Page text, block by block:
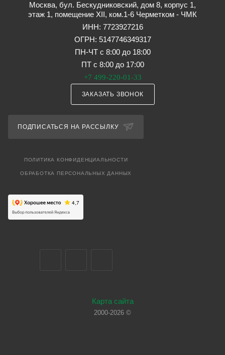
Москва, бул. Бескудниковский, дом 8, корпус 1,
этаж 1, помещение XII, ком.1-6 Черметком - ЧМК
ИНН: 7723927216
ОГРН: 5147746349317
ПН-ЧТ с 8:00 до 18:00
ПТ с 8:00 до 17:00
+7 499-220-01-33
ЗАКАЗАТЬ ЗВОНОК
ПОДПИСАТЬСЯ НА РАССЫЛКУ
ПОЛИТИКА КОНФИДЕНЦИАЛЬНОСТИ
ОБРАБОТКА ПЕРСОНАЛЬНЫХ ДАННЫХ
Карта сайта
2000-2026 ©